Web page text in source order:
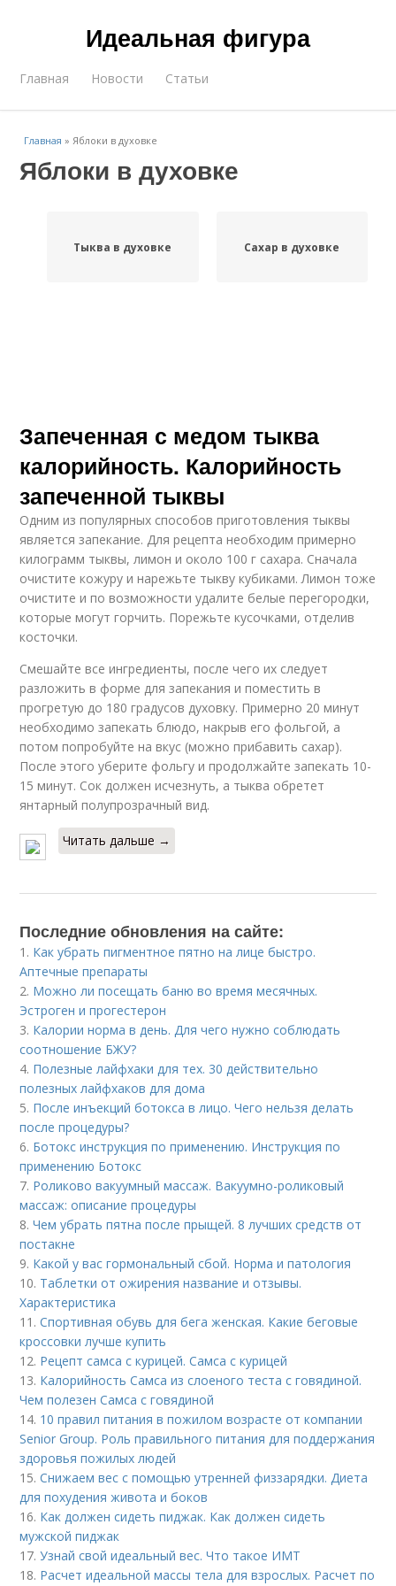
Идеальная фигура
Главная Новости Статьи
Главная »Яблоки в духовке
Яблоки в духовке
Тыква в духовке Сахар в духовке
Запеченная с медом тыква
калорийность. Калорийность
запеченной тыквы
Одним из популярных способов приготовления тыквы
является запекание. Для рецепта необходим примерно
килограмм тыквы, лимон и около 100 г сахара. Сначала
очистите кожуру и нарежьте тыкву кубиками. Лимон тоже
очистите и по возможности удалите белые перегородки,
которые могут горчить. Порежьте кусочками, отделив
косточки.
Смешайте все ингредиенты, после чего их следует
разложить в форме для запекания и поместить в
прогретую до 180 градусов духовку. Примерно 20 минут
необходимо запекать блюдо, накрыв его фольгой, а
потом попробуйте на вкус (можно прибавить сахар).
После этого уберите фольгу и продолжайте запекать 10-
15 минут. Сок должен исчезнуть, а тыква обретет
янтарный полупрозрачный вид.
Читать дальше →
Последние обновления на сайте:
1. Как убрать пигментное пятно на лице быстро.
Аптечные препараты
2. Можно ли посещать баню во время месячных.
Эстроген и прогестерон
3. Калории норма в день. Для чего нужно соблюдать
соотношение БЖУ?
4. Полезные лайфхаки для тех. 30 действительно
полезных лайфхаков для дома
5. После инъекций бoтoкса в лицо. Чего нельзя делать
после процедуры?
6. Ботокс инструкция по применению. Инструкция по
применению Ботокс
7. Роликово вакуумный массаж. Вакуумно-роликовый
массаж: описание процедуры
8.Чем убрать пятна после прыщей. 8 лучших средств от
постакне
9. Какой у вас гормональный сбой. Норма и патология
10. Таблетки от ожирения название и отзывы.
Характеристика
11.Спортивная обувь для бега женская. Какие беговые
кроссовки лучше купить
12. Рецепт самса с курицей. Самса с курицей
13. Калорийность Самса из слоеного теста с говядиной.
Чем полезен Самса с говядиной
14. 10 правил питания в пожилом возрасте от компании
Senior Group. Роль правильного питания для поддержания
здоровья пожилых людей
15.Снижаем вес с помощью утренней физзарядки. Диета
для похудения живота и боков
16. Как должен сидеть пиджак. Как должен сидеть
мужской пиджак
17.Узнай свой идеальный вес. Что такое ИМТ
18. Расчет идеальной массы тела для взрослых. Расчет по